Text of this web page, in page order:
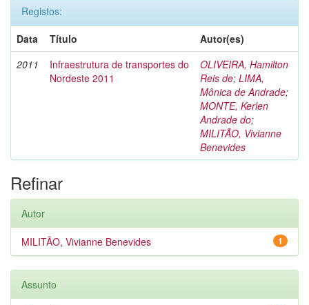
Registos:
Data
Título
Autor(es)
2011
Infraestrutura de transportes do
Nordeste 2011
OLIVEIRA, Hamilton
Reis de; LIMA,
Mônica de Andrade;
MONTE, Kerlen
Andrade do;
MILITÃO, Vivianne
Benevides
Refinar
Autor
1
MILITÃO, Vivianne Benevides
Assunto